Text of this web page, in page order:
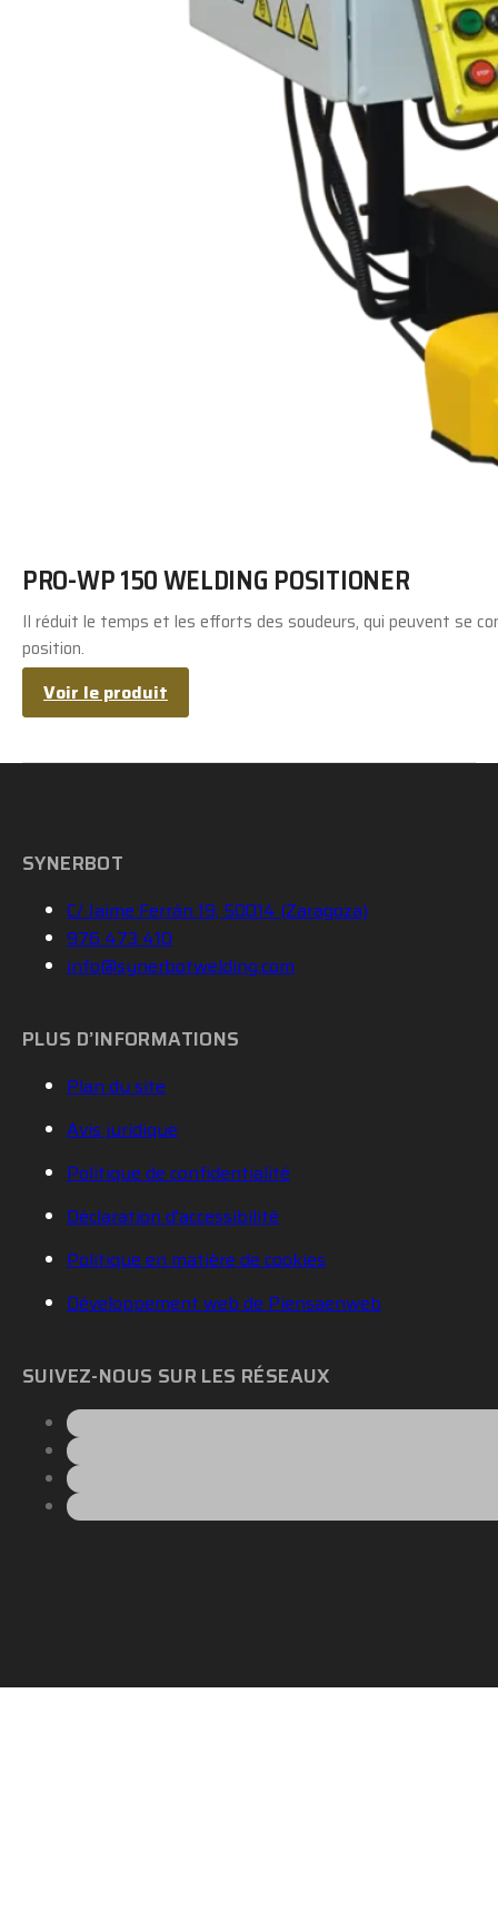
PRO-WP 150 WELDING POSITIONER
Il réduit le temps et les efforts des soudeurs, qui peuvent se
position.
Voir le produit
SYNERBOT
C/ Jaime Ferrán 19, 50014 (Zaragoza)
976 473 410
info@synerbotwelding.com
PLUS D’INFORMATIONS
Plan du site
Avis juridique
Politique de confidentialité
Déclaration d'accessibilité
Politique en matière de cookies
Développement web de Piensaenweb
SUIVEZ-NOUS SUR LES RÉSEAUX